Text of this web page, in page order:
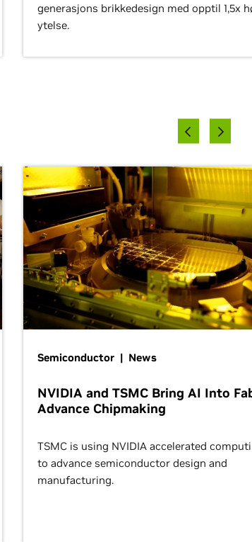
generasjons brikkedesign med opptil 1,5x
ytelse.
Semiconductor | News
NVIDIA and TSMC Bring AI Into
Advance Chipmaking
TSMC is using NVIDIA accelerated
to advance semiconductor design and
manufacturing.